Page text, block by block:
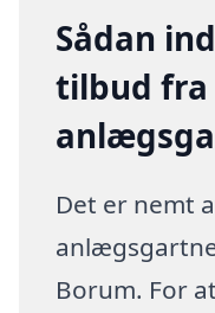
Sådan
tilbud fra
Det er nemt
Borum. For